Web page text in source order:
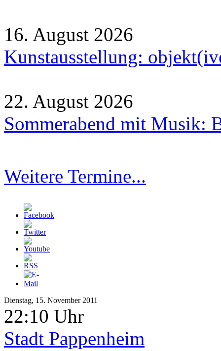
16. August 2026
Kunstausstellung:
22. August 2026
Sommerabend mit Musik:
Weitere Termine...
Dienstag, 15. November 2011
22:10 Uhr
Stadt Pappenheim